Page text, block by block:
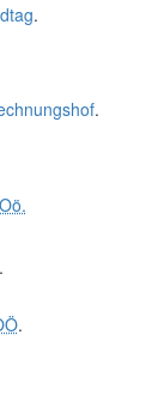
.
.
Oö.
.
.